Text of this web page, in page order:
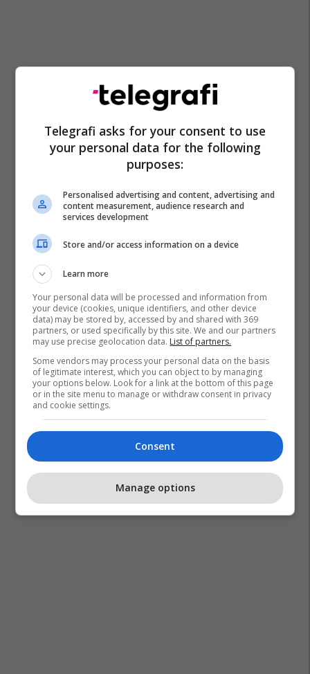
Osteoartriti Artriti Nyjat
Kërcitja E Nyjeve
Artriti Reumatid
Telegrafi asks for your consent to use
your personal data for the following
purposes:
Personalised advertising and content, advertising and
content measurement, audience research and
services development
Store and/or access information on a device
Learn more
Your personal data will be processed and information from
your device (cookies, unique identifiers, and other device
data) may be stored by, accessed by and shared with 369
partners, or used specifically by this site. We and our partners
may use precise geolocation data. List of partners.
Some vendors may process your personal data on the basis
of legitimate interest, which you can object to by managing
your options below. Look for a link at the bottom of this page
or in the site menu to manage or withdraw consent in privacy
and cookie settings.
Consent
Manage options